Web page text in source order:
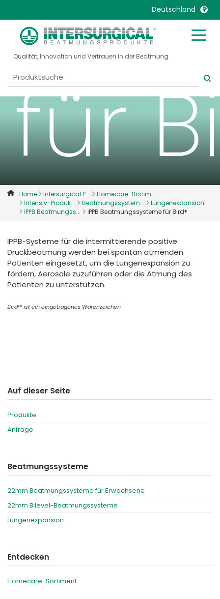
Deutschland
United Kingdom
United States
Belgique, Français
Canada, English
Canada, Français
China
Denmark
Deutschland
France
Italia
Mexico
Nederlands
Norway
Sweden
International English
Qualität, Innovation und Vertrauen in der Beatmung
für
Home Intersurgical P...
Homecare-Sortim...
Intensiv-Produk...
Beatmungssystem...
Lungenexpansion
IPPB Beatmungss...
IPPB Beatmungssysteme für Bird®
IPPB-Systeme für die intermittierende positive
Druckbeatmung werden bei spontan atmenden
Patienten eingesetzt, um die Lungenexpansion zu
fördern, Aerosole zuzuführen oder die Atmung des
Patienten zu unterstützen.
Bird™ ist ein eingetragenes Warenzeichen
Auf dieser Seite
Produkte
Anfrage
Beatmungssysteme
22mm Beatmungssysteme für Erwachsene
22mm Bilevel-Beatmungssysteme
Lungenexpansion
Entdecken
Homecare-Sortiment